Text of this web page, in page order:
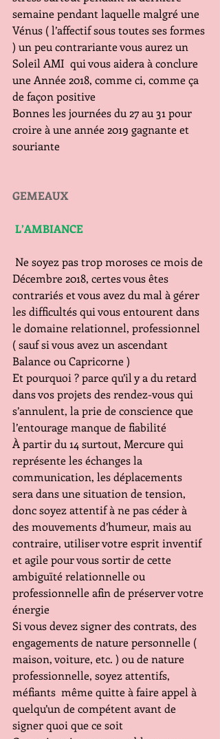
semaine pendant laquelle malgré une
Vénus ( l’affectif sous toutes ses formes
) un peu contrariante vous aurez un
Soleil AMI  qui vous aidera à conclure
une Année 2018, comme ci, comme ça
de façon positive
Bonnes les journées du 27 au 31 pour
croire à une année 2019 gagnante et
souriante
GEMEAUX
L’AMBIANCE
Décembre 2018, certes vous êtes
contrariés et vous avez du mal à gérer
les difficultés qui vous entourent dans
le domaine relationnel, professionnel
( sauf si vous avez un ascendant
Balance ou Capricorne )
Et pourquoi ? parce qu’il y a du retard
dans vos projets des rendez-vous qui
s’annulent, la prie de conscience que
l’entourage manque de fiabilité
À partir du 14 surtout, Mercure qui
représente les échanges la
communication, les déplacements
sera dans une situation de tension,
donc soyez attentif à ne pas céder à
des mouvements d’humeur, mais au
contraire, utiliser votre esprit inventif
et agile pour vous sortir de cette
ambiguïté relationnelle ou
professionnelle afin de préserver votre
énergie
Si vous devez signer des contrats, des
engagements de nature personnelle (
maison, voiture, etc. ) ou de nature
professionnelle, soyez attentifs,
méfiants  même quitte à faire appel à
quelqu’un de compétent avant de
signer quoi que ce soit